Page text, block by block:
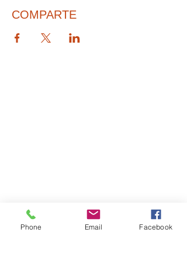
COMPARTE
Phone Email Facebook